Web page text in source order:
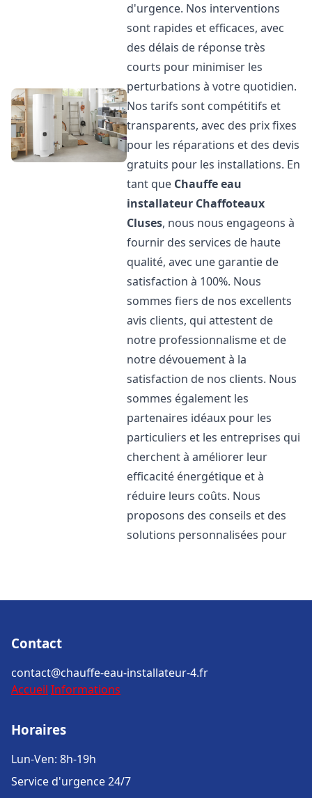
d'urgence. Nos interventions
sont rapides et efficaces, avec
des délais de réponse très
courts pour minimiser les
perturbations à votre quotidien.
Nos tarifs sont compétitifs et
transparents, avec des prix fixes
pour les réparations et des devis
gratuits pour les installations. En
tant que Chauffe eau
installateur Chaffoteaux
Cluses, nous nous engageons à
fournir des services de haute
qualité, avec une garantie de
satisfaction à 100%. Nous
sommes fiers de nos excellents
avis clients, qui attestent de
notre professionnalisme et de
notre dévouement à la
satisfaction de nos clients. Nous
sommes également les
partenaires idéaux pour les
particuliers et les entreprises qui
cherchent à améliorer leur
efficacité énergétique et à
réduire leurs coûts. Nous
proposons des conseils et des
solutions personnalisées pour
Contact
contact@chauffe-eau-installateur-4.fr
Accueil Informations
Horaires
Lun-Ven: 8h-19h
Service d'urgence 24/7